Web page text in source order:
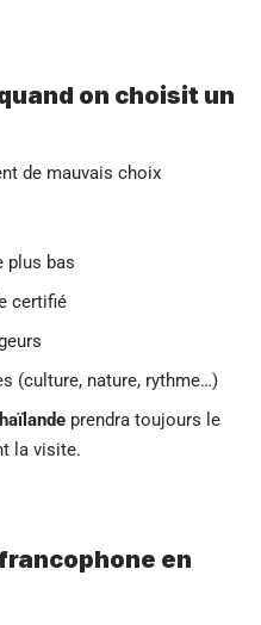
on choisit un
de mauvais choix
plus bas
certifié
(culture, nature, rythme…)
prendra toujours le
la visite.
en